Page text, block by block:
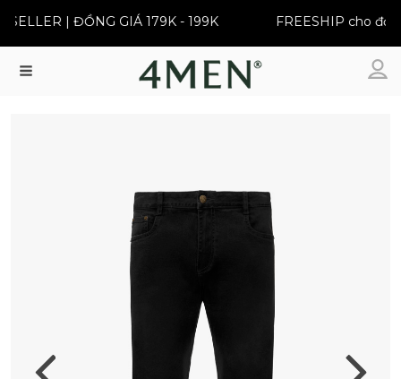
| ĐỒNG GIÁ 179K - 199K FREESHIP cho đơn